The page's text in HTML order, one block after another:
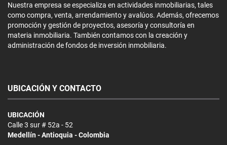
Nuestra empresa se especializa en actividades inmobiliarias, tales
como compra, venta, arrendamiento y avalúos. Además, ofrecemos
promoción y gestión de proyectos, asesoría y consultoría en
materia inmobiliaria. También contamos con la creación y
administración de fondos de inversión inmobiliaria.
UBICACIÓN Y CONTACTO
UBICACIÓN
Calle 3 sur # 52a - 52
Medellín - Antioquia - Colombia